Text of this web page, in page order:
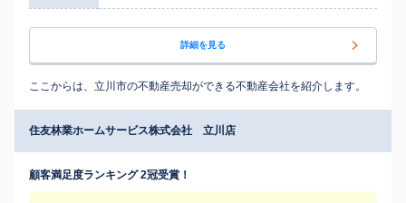
詳細を見る
ここからは、立川市の不動産売却ができる不動産会社を紹介します。
住友林業ホームサービス株式会社 立川店
顧客満足度ランキング 2冠受賞！